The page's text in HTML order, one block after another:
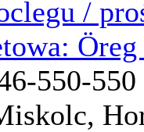
/
550-550
,